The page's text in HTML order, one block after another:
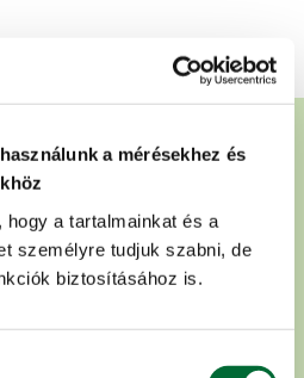
a mérésekhez és
a tartalmainkat és a
személyre tudjuk szabni, de
biztosításához is.
kérne?
állnak rendelkezésére!
és rendszerünk megadja az
értékesítő kollégánkat. Vegye